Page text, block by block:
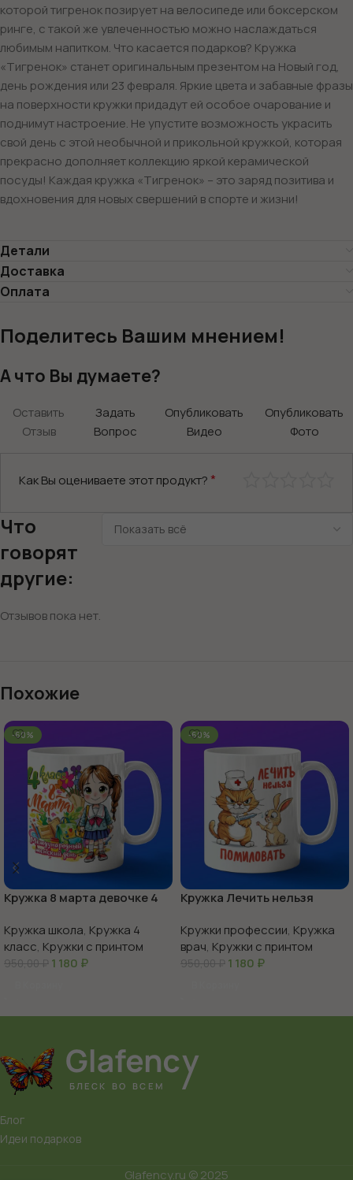
которой тигренок позирует на велосипеде или боксерском
ринге, с такой же увлеченностью можно наслаждаться
любимым напитком. Что касается подарков? Кружка
«Тигренок» станет оригинальным презентом на Новый год,
день рождения или 23 февраля. Яркие цвета и забавные фразы
на поверхности кружки придадут ей особое очарование и
поднимут настроение. Не упустите возможность украсить
свой день с этой необычной и прикольной кружкой, которая
прекрасно дополняет коллекцию яркой керамической
посуды! Каждая кружка «Тигренок» – это заряд позитива и
вдохновения для новых свершений в спорте и жизни!
Детали
Доставка
Оплата
Поделитесь Вашим мнением!
А что Вы думаете?
Оставить
Отзыв
Задать
Вопрос
Опубликовать
Видео
Опубликовать
Фото
Как Вы оцениваете этот продукт? *
Что
говорят
другие:
Отзывов пока нет.
Похожие
-60%
Кружка 8 марта девочке 4
Кружка школа, Кружка 4
класс, Кружки с принтом
950,00₽ 1 180 ₽
-60%
Кружка Лечить нельзя
Кружки профессии, Кружка
врач, Кружки с принтом
950,00₽ 1 180 ₽
Блог
Идеи подарков
Glafency.ru © 2025